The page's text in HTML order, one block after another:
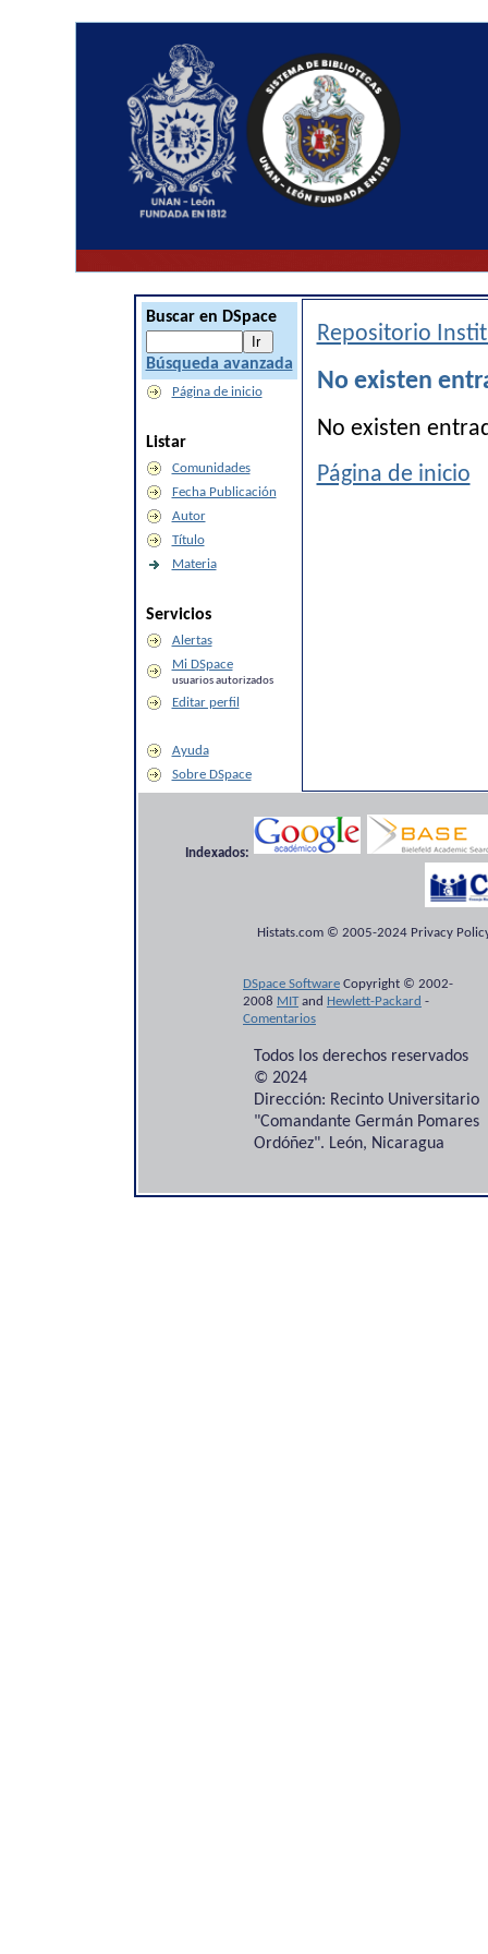
Buscar en DSpace
Búsqueda avanzada
Página de inicio
Listar
Comunidades
Fecha Publicación
Autor
Título
Materia
Servicios
Alertas
Mi DSpace
usuarios autorizados
Editar perfil
Ayuda
Sobre DSpace
Repositorio
No existen
No existen
Página de inicio
Indexados:
Histats.com © 2005-2024 Privacy
DSpace Software Copyright © 2002-
2008 MITand Hewlett-Packard -
Comentarios
Todos los derechos reservados
© 2024
Dirección: Recinto Universitario
"Comandante Germán Pomares
Ordóñez". León, Nicaragua